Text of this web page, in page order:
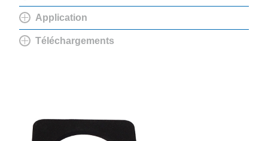
Application
Téléchargements